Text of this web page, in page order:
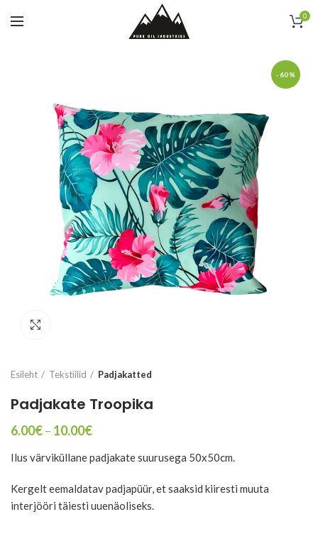
0
-60%
Esileht Tekstiilid Padjakatted
Padjakate Troopika
6.00€– 10.00€Price
6.00€
10.00€
Ilus värviküllane padjakate suurusega 50x50cm.
Kergelt eemaldatav padjapüür, et saaksid kiiresti muuta
interjööri täiesti uuenäoliseks.